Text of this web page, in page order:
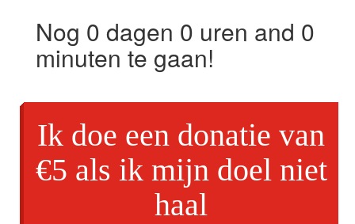
Nog 0 dagen 0 uren and 0
minuten te gaan!
Ik doe een donatie van
€5 als ik mijn doel niet
haal